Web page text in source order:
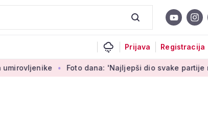
Prijava Registracija
Foto dana: 'Najljepši dio svake partije na boćalištu